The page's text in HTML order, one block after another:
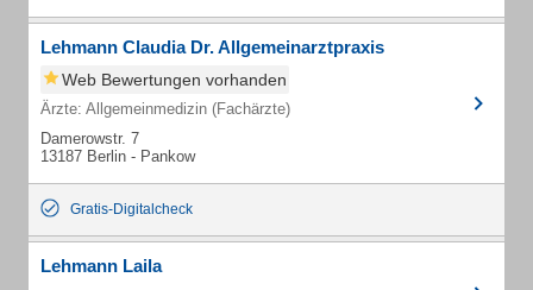
Lehmann Claudia Dr. Allgemeinarztpraxis
Web Bewertungen vorhanden
Ärzte: Allgemeinmedizin (Fachärzte)
Damerowstr. 7
13187 Berlin - Pankow
Gratis-Digitalcheck
Lehmann Laila